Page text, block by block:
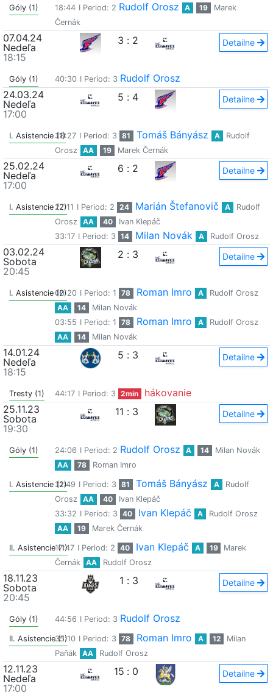
Góly (1) 18:44 I Period: 2 Rudolf Orosz A 19
Marek
Černák
07.04.24
Nedeľa
18:15
3 : 2 Detailne
Góly (1) 40:30 I Period: 3 Rudolf Orosz
24.03.24
Nedeľa
17:00
5 : 4 Detailne
I. Asistencie (1)38:27 I Period: 3 81 Tomáš Bányász A
Rudolf
Orosz
AA 19 Marek Černák
25.02.24
Nedeľa
17:00
6 : 2 Detailne
I. Asistencie (2)
27:11 I Period: 2 24 Marián Štefanovič A
Rudolf
Orosz
AA 40
Ivan Klepáč
33:17 I Period: 3 14 Milan Novák A Rudolf Orosz
03.02.24
Sobota
20:45
2 : 3 Detailne
I. Asistencie (2)00:20 I Period: 1 78 Roman Imro A
Rudolf Orosz
AA
14
Milan Novák
03:55 I Period: 1 78 Roman Imro A
Rudolf Orosz
AA
14 Milan Novák
14.01.24
Nedeľa
18:15
5 : 3 Detailne
Tresty (1) 44:17 I Period: 3 2min
hákovanie
25.11.23
Sobota
19:30
11 : 3 Detailne
Góly (1) 24:06 I Period: 2 Rudolf Orosz A 14
Milan Novák
AA
78 Roman Imro
I. Asistencie (2)
31:49 I Period: 3 81 Tomáš Bányász A
Rudolf
Orosz
AA 40
Ivan Klepáč
33:32 I Period: 3 40 Ivan Klepáč A
Rudolf Orosz
AA
19 Marek Černák
II. Asistencie (1)
17:47 I Period: 2 40 Ivan Klepáč A 19
Marek
Černák
AA Rudolf Orosz
18.11.23
Sobota
20:45
1 : 3 Detailne
Góly (1) 44:56 I Period: 3 Rudolf Orosz
II. Asistencie (1)
35:10 I Period: 3 78 Roman Imro A 12
Milan
Paňák
AA Rudolf Orosz
12.11.23
Nedeľa
17:00
15 : 0 Detailne